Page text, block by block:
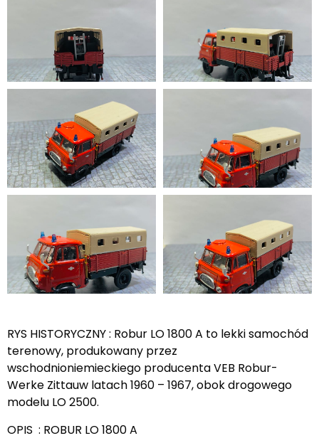
RYS HISTORYCZNY : Robur LO 1800 A to lekki samochód
terenowy, produkowany przez
wschodnioniemieckiego producenta VEB Robur-
Werke Zittauw latach 1960 – 1967, obok drogowego
modelu LO 2500.
OPIS : ROBUR LO 1800 A